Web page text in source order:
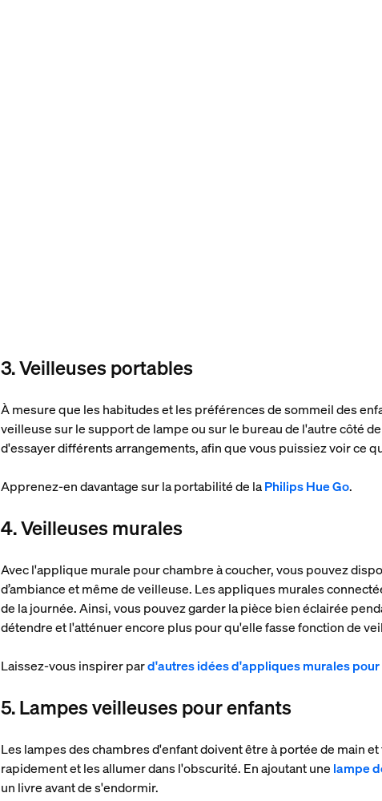
3. Veilleuses portables
À mesure que les habitudes et les préférences de sommeil des
veilleuse sur le support de lampe ou sur le bureau de l'autre côté
d'essayer différents arrangements, afin que vous puissiez voir ce
Apprenez-en davantage sur la portabilité de laPhilips Hue Go.
4. Veilleuses murales
Avec l'applique murale pour chambre à coucher, vous pouvez
d’ambiance et même de veilleuse. Les appliques murales
de la journée. Ainsi, vous pouvez garder la pièce bien éclairée
détendre et l'atténuer encore plus pour qu'elle fasse fonction de
Laissez-vous inspirer pard'autres idées d'appliques murales
5. Lampes veilleuses pour enfants
Les lampes des chambres d'enfant doivent être à portée de main
rapidement et les allumer dans l'obscurité. En ajoutant une lampe
un livre avant de s'endormir.